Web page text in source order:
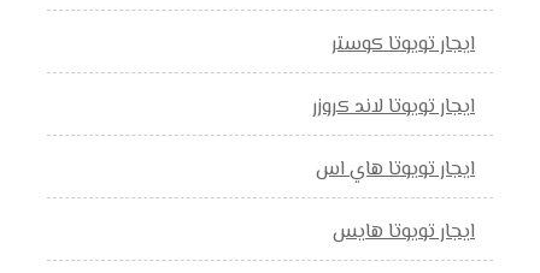
ايجار تويوتا كوستر
ايجار تويوتا لاند كروزر
ايجار تويوتا هاي اس
ايجار تويوتا هايس